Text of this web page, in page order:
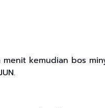
kemudian bos